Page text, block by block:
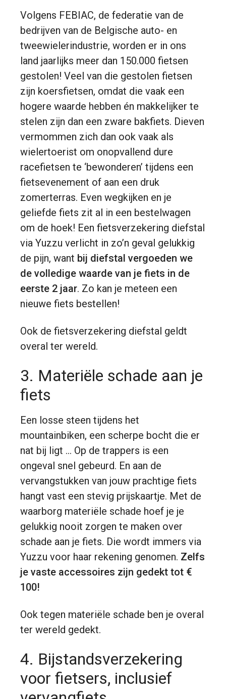
Volgens FEBIAC, de federatie van de
bedrijven van de Belgische auto- en
tweewielerindustrie, worden er in ons
land jaarlijks meer dan 150.000 fietsen
gestolen! Veel van die gestolen fietsen
zijn koersfietsen, omdat die vaak een
hogere waarde hebben én makkelijker te
stelen zijn dan een zware bakfiets. Dieven
vermommen zich dan ook vaak als
wielertoerist om onopvallend dure
racefietsen te ‘bewonderen’ tijdens een
fietsevenement of aan een druk
zomerterras. Even wegkijken en je
geliefde fiets zit al in een bestelwagen
om de hoek! Een fietsverzekering diefstal
via Yuzzu verlicht in zo’n geval gelukkig
de pijn, want bij diefstal vergoeden we
de volledige waarde van je fiets in de
eerste 2 jaar. Zo kan je meteen een
nieuwe fiets bestellen!
Ook de fietsverzekering diefstal geldt
overal ter wereld.
3. Materiële schade aan je
fiets
Een losse steen tijdens het
mountainbiken, een scherpe bocht die er
nat bij ligt … Op de trappers is een
ongeval snel gebeurd. En aan de
vervangstukken van jouw prachtige fiets
hangt vast een stevig prijskaartje. Met de
waarborg materiële schade hoef je je
gelukkig nooit zorgen te maken over
schade aan je fiets. Die wordt immers via
Yuzzu voor haar rekening genomen. Zelfs
je vaste accessoires zijn gedekt tot €
100!
Ook tegen materiële schade ben je overal
ter wereld gedekt.
4. Bijstandsverzekering
voor fietsers, inclusief